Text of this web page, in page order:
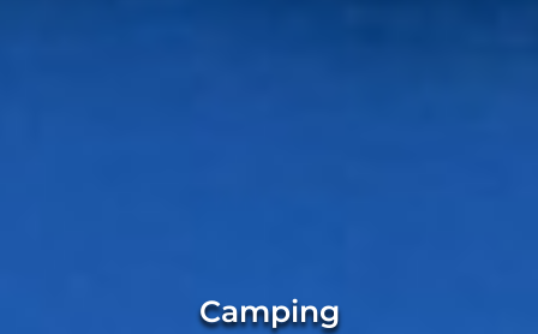
Camping